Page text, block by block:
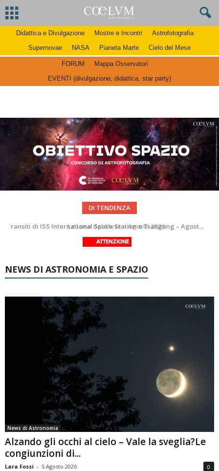
Didattica e Divulgazione Mostre e Incontri
Astrofotografia
Supernovae
NASA Pianeta Marte Cielo del Mese
FORUM
Mappa Osservatori
EVENTI (divulgazione, didattica, star party)
DI TENDENZA
La Luna del Mese – Agosto 2026
Le costellazioni di Agosto 2026: Delfino
NEWS DI ASTRONOMIA E SPAZIO
News di Astronomia
Alzando gli occhi al cielo – Vale la sveglia?Le
congiunzioni di...
Lara Fossi - 5 Agosto 2026 0